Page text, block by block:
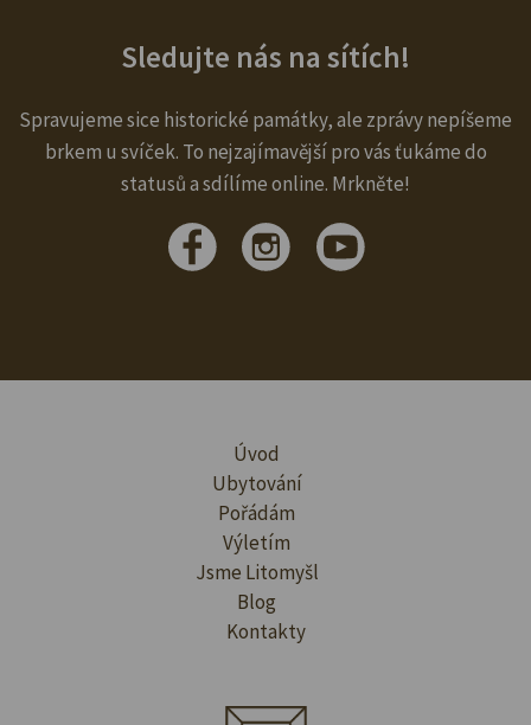
Sledujte nás na sítích!
Spravujeme sice historické památky, ale zprávy nepíšeme
brkem u svíček. To nejzajímavější pro vás ťukáme do
statusů a sdílíme online. Mrkněte!
Úvod
Ubytování
Pořádám
Výletím
Jsme Litomyšl
Blog
Kontakty